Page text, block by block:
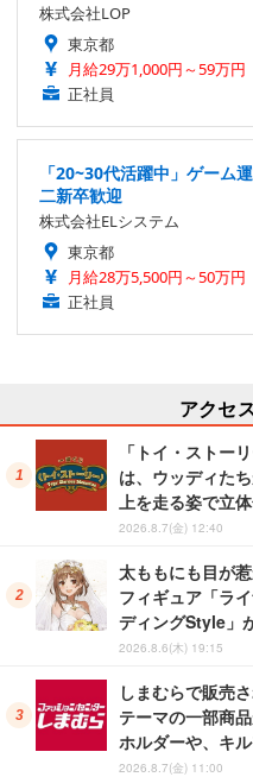
株式会社LOP
東京都
月給29万1,000円～59万円
正社員
「20~30代活躍中」ゲーム
二新卒歓迎
株式会社ELシステム
東京都
月給28万5,500円～50万円
正社員
アクセ
「トイ・ストー
は、ウッディた
上を走る姿で立
2026.8.7(金) 12:40
太ももにも目が
フィギュア「ラ
ディングStyle」
2026.8.6(木) 19:15
しまむらで販売
テーマの一部商
ホルダーや、キ
2026.8.7(金) 11:00